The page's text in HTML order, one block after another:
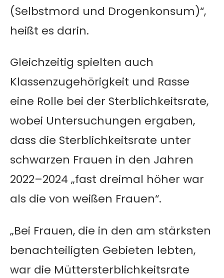
(Selbstmord und Drogenkonsum)“,
heißt es darin.
Gleichzeitig spielten auch
Klassenzugehörigkeit und Rasse
eine Rolle bei der Sterblichkeitsrate,
wobei Untersuchungen ergaben,
dass die Sterblichkeitsrate unter
schwarzen Frauen in den Jahren
2022–2024 „fast dreimal höher war
als die von weißen Frauen“.
„Bei Frauen, die in den am stärksten
benachteiligten Gebieten lebten,
war die Müttersterblichkeitsrate